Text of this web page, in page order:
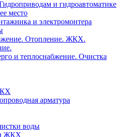
и гидроавтоматике
место
и электромонтера
Отопление. ЖКХ.
и теплоснабжение. Очистка
арматура
воды
ЖКХ